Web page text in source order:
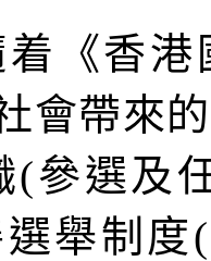
《香
會帶來
(參選
選舉制